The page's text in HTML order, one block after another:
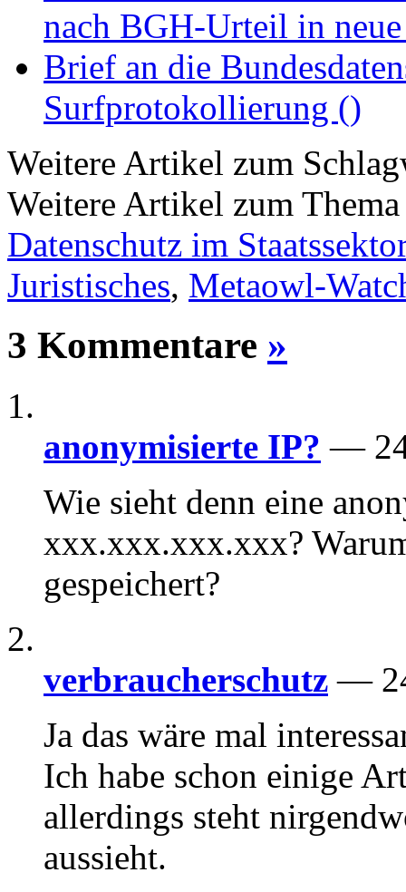
nach BGH-Urteil in
Brief an die
Surfprotokollierung ()
Weitere Artikel zum
Weitere Artikel zum
Datenschutz im Staatssektor
Juristisches, Metaowl-
3 Kommentare »
anonymisierte IP? —
Wie sieht denn eine
xxx.xxx.xxx.xxx?
gespeichert?
verbraucherschutz —
Ja das wäre mal
Ich habe schon einige
allerdings steht
aussieht.